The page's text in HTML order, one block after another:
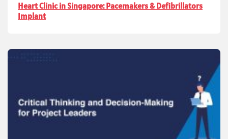
Heart Clinic in Singapore: Pacemakers & Defibrillators
Implant